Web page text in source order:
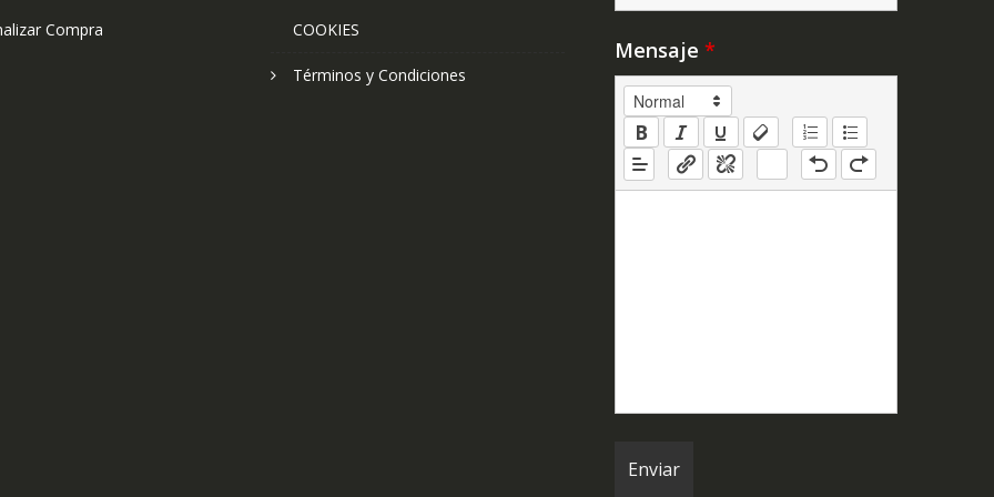
Compra COOKIES
Términos y Condiciones
Mensaje *